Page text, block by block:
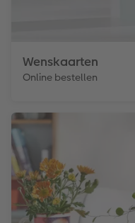
Wenskaarten
Online bestellen